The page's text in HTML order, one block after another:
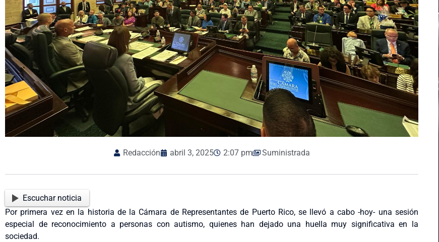
Redacción abril 3, 2025 2:07 pm Suministrada
Escuchar noticia
Por primera vez en la historia de la Cámara de Representantes de Puerto Rico, se llevó a cabo -hoy- una sesión
especial de reconocimiento a personas con autismo, quienes han dejado una huella muy significativa en la
sociedad.